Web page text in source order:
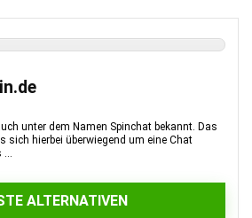
unter dem Namen Spinchat bekannt. Das
sich hierbei überwiegend um eine Chat
...
ALTERNATIVEN